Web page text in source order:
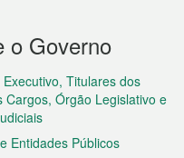
o Governo
Titulares dos
Cargos, Órgão Legislativo e
Entidades Públicos